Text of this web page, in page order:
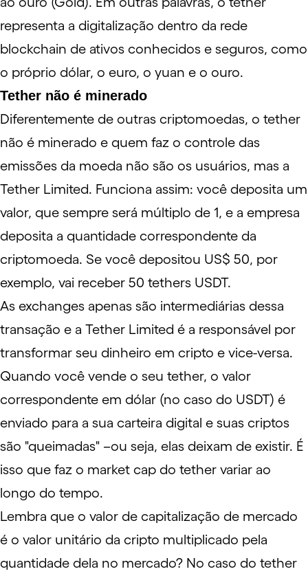
representa a digitalização dentro da rede
blockchain de ativos conhecidos e seguros, como
o próprio dólar, o euro, o yuan e o ouro.
Tether não é minerado
Diferentemente de outras criptomoedas, o tether
não é minerado e quem faz o controle das
emissões da moeda não são os usuários, mas a
Tether Limited. Funciona assim: você deposita um
valor, que sempre será múltiplo de 1, e a empresa
deposita a quantidade correspondente da
criptomoeda. Se você depositou US$ 50, por
exemplo, vai receber 50 tethers USDT.
As exchanges apenas são intermediárias dessa
transação e a Tether Limited é a responsável por
transformar seu dinheiro em cripto e vice-versa.
Quando você vende o seu tether, o valor
correspondente em dólar (no caso do USDT) é
enviado para a sua carteira digital e suas criptos
são "queimadas" –ou seja, elas deixam de existir. É
isso que faz o market cap do tether variar ao
longo do tempo.
Lembra que o valor de capitalização de mercado
é o valor unitário da cripto multiplicado pela
quantidade dela no mercado? No caso do tether